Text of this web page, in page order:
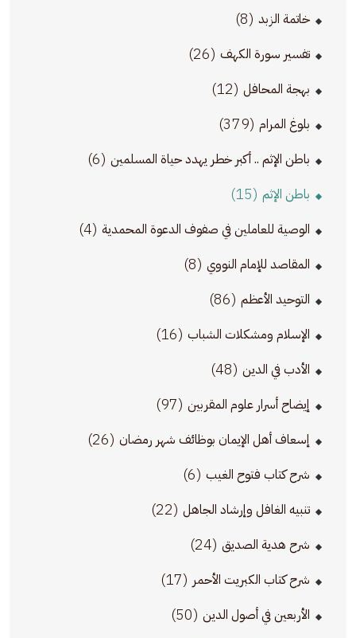
خاتمة الزبد (8)
تفسير سورة الكهف (26)
بهجة المحافل (12)
بلوغ المرام (379)
باطن الإثم .. أكبر خطر يهدد حياة المسلمين (6)
باطن الإثم (15)
الوصية للعاملين في صفوف الدعوة المحمدية (4)
المقاصد للإمام النووي (8)
التوحيد الأعظم (86)
الإسلام ومشكلات الشباب (16)
الأدب في الدين (48)
إيضاح أسرار علوم المقربين (97)
إسعاف أهل الإيمان بوظائف شهر رمضان (26)
شرح كتاب فتوح الغيب (6)
تنبيه الغافل وإرشاد الجاهل (22)
شرح هدية الصديق (24)
شرح كتاب الكبريت الأحمر (17)
الأربعين في أصول الدين (50)